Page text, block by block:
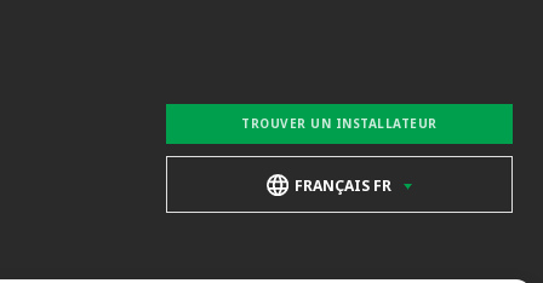
TROUVER UN INSTALLATEUR
FRANÇAIS FR